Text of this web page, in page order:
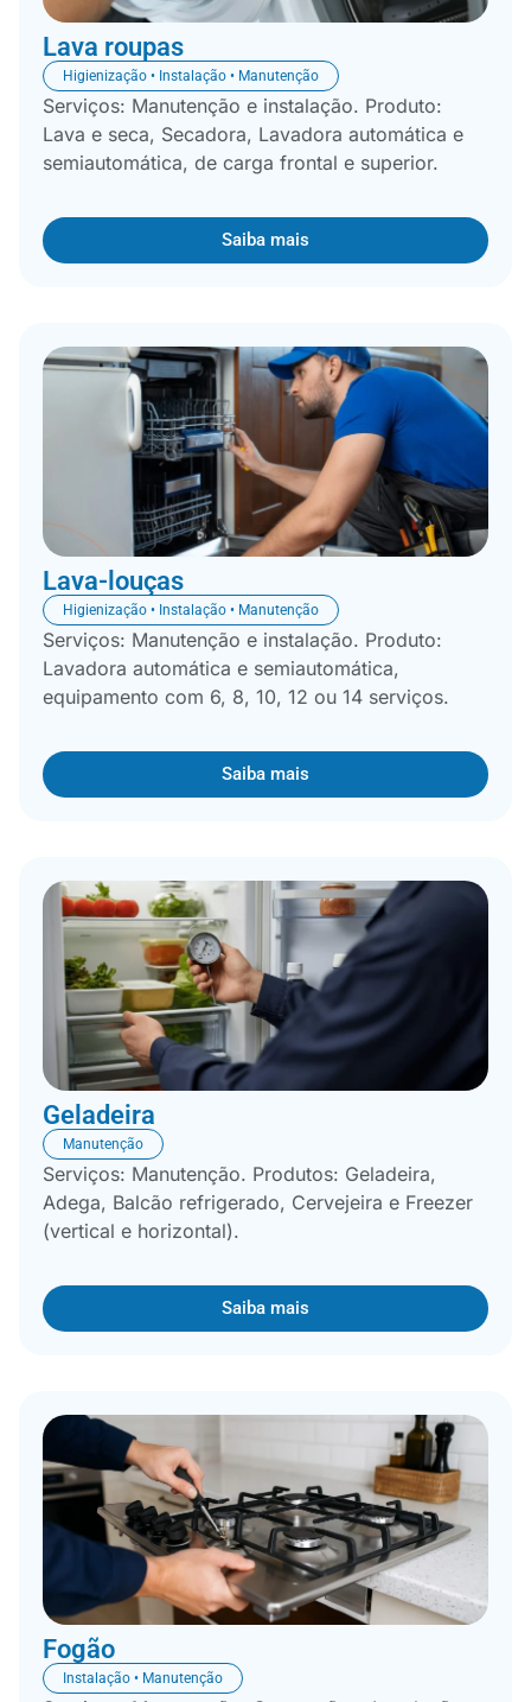
Lava roupas
Higienização • Instalação • Manutenção
Serviços: Manutenção e instalação. Produto:
Lava e seca, Secadora, Lavadora automática e
semiautomática, de carga frontal e superior.
Saiba mais
Lava-louças
Higienização • Instalação • Manutenção
Serviços: Manutenção e instalação. Produto:
Lavadora automática e semiautomática,
equipamento com 6, 8, 10, 12 ou 14 serviços.
Saiba mais
Geladeira
Manutenção
Serviços: Manutenção. Produtos: Geladeira,
Adega, Balcão refrigerado, Cervejeira e Freezer
(vertical e horizontal).
Saiba mais
Fogão
Instalação • Manutenção